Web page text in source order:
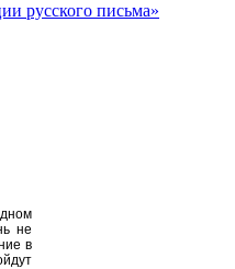
русского письма»
не
в